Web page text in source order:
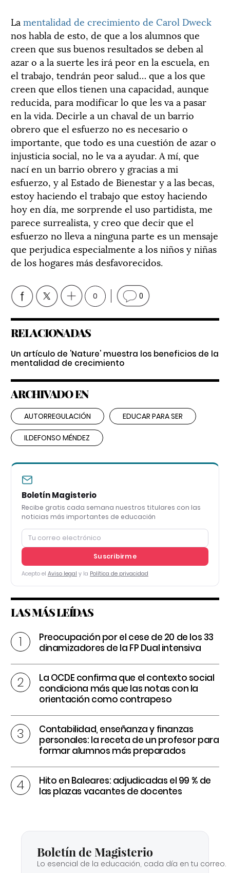
La mentalidad de crecimiento de Carol Dweck
nos habla de esto, de que a los alumnos que
creen que sus buenos resultados se deben al
azar o a la suerte les irá peor en la escuela, en
el trabajo, tendrán peor salud… que a los que
creen que ellos tienen una capacidad, aunque
reducida, para modificar lo que les va a pasar
en la vida. Decirle a un chaval de un barrio
obrero que el esfuerzo no es necesario o
importante, que todo es una cuestión de azar o
injusticia social, no le va a ayudar. A mí, que
nací en un barrio obrero y gracias a mi
esfuerzo, y al Estado de Bienestar y a las becas,
estoy haciendo el trabajo que estoy haciendo
hoy en día, me sorprende el uso partidista, me
parece surrealista, y creo que decir que el
esfuerzo no lleva a ninguna parte es un mensaje
que perjudica especialmente a los niños y niñas
de los hogares más desfavorecidos.
0 0
RELACIONADAS
Un artículo de 'Nature' muestra los beneficios de la
mentalidad de crecimiento
ARCHIVADO EN
AUTORREGULACIÓN EDUCAR PARA SER
ILDEFONSO MÉNDEZ
Boletín Magisterio
Recibe gratis cada semana nuestros titulares con las
noticias más importantes de educación
Suscribirme
Acepto el Aviso legal y la Política de privacidad
LAS MÁS LEÍDAS
Preocupación por el cese de 20 de los 33
dinamizadores de la FP Dual intensiva
La OCDE confirma que el contexto social
condiciona más que las notas con la
orientación como contrapeso
Contabilidad, enseñanza y finanzas
personales: la receta de un profesor para
formar alumnos más preparados
Hito en Baleares: adjudicadas el 99 % de
las plazas vacantes de docentes
Boletín de Magisterio
Lo esencial de la educación, cada día en tu correo.